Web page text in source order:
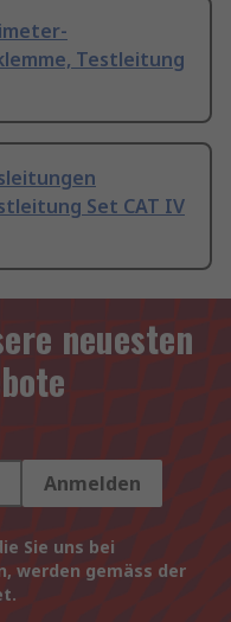
Testleitung
Set CAT IV
neuesten
Anmelden
Sie uns bei
werden gemäss der